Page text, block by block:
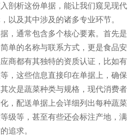
剖析这份单据，能让我们窥见现代
以及其中涉及的诸多专业环节。
，通常包含多个核心要素。首先是
单的名称与联系方式，更是食品安
商都有其独特的资质认证，比如有
，这些信息直接印在单据上，确保
次是蔬菜种类与规格，现代消费者
，配送单据上会详细列出每种蔬菜
级等，甚至有些还会标注产地，满
追求。